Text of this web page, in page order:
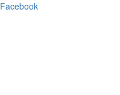
Facebook